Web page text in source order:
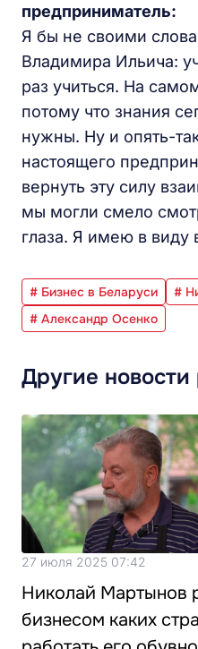
предприниматель:
Я бы не своими
Владимира Ильича:
раз учиться. На
потому что знания
нужны. Ну и опять-
настоящего
вернуть эту силу
мы могли смело
глаза. Я имею в виду
# Бизнес в Беларуси
#
# Александр Осенко
Другие
27 июля 2025 07:42
Николай Мартынов
бизнесом каких